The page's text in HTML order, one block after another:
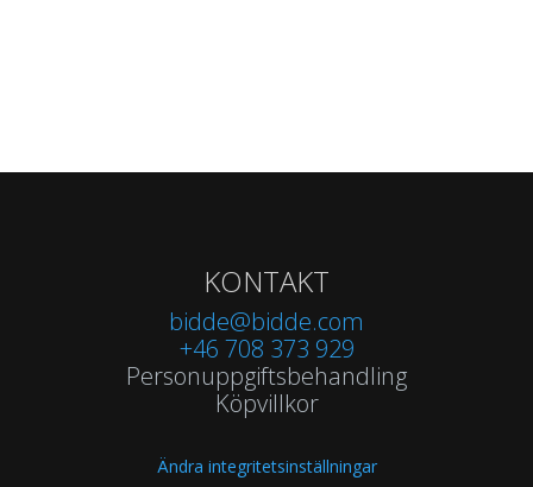
KONTAKT
bidde@bidde.com
+46 708 373 929
Personuppgiftsbehandling
Köpvillkor
Ändra integritetsinställningar